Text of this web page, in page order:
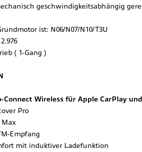
geschwindigkeitsabhängig
ist: N06/N07/N10/T3U
( 1-Gang )
Connect Wireless für Apple CarPlay
Pro
Max
Empfang
mit induktiver Ladefunktion